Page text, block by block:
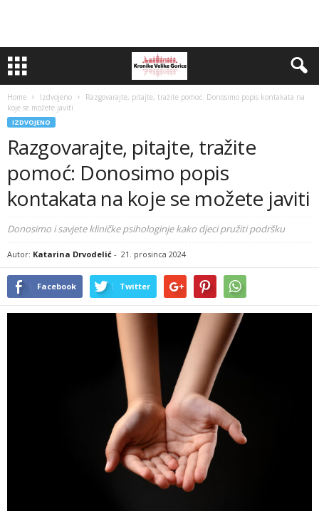
Home Izdvojeno
Razgovarajte, pitajte, tražite pomoć: Donosimo popis kontakata na
koje se možete javiti
IZDVOJENO
Razgovarajte, pitajte, tražite
pomoć: Donosimo popis
kontakata na koje se možete javiti
Donosimo i savjete kliničke psihologinje kako djeci pružiti podršku
Autor: Katarina Drvodelić - 21. prosinca 2024
Facebook Twitter